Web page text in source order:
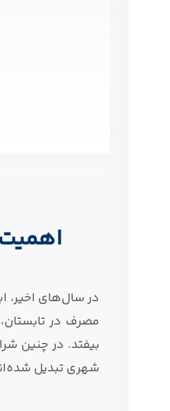
در سال‌های اخیر،
مصرف در
بیفتد. در چنین
شهری تبدیل